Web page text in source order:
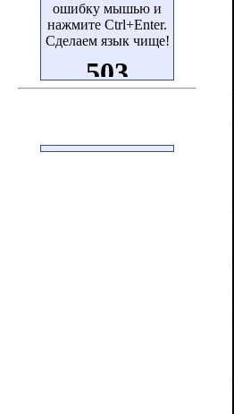
ошибку мышью и
нажмите Ctrl+Enter.
Сделаем язык чище!